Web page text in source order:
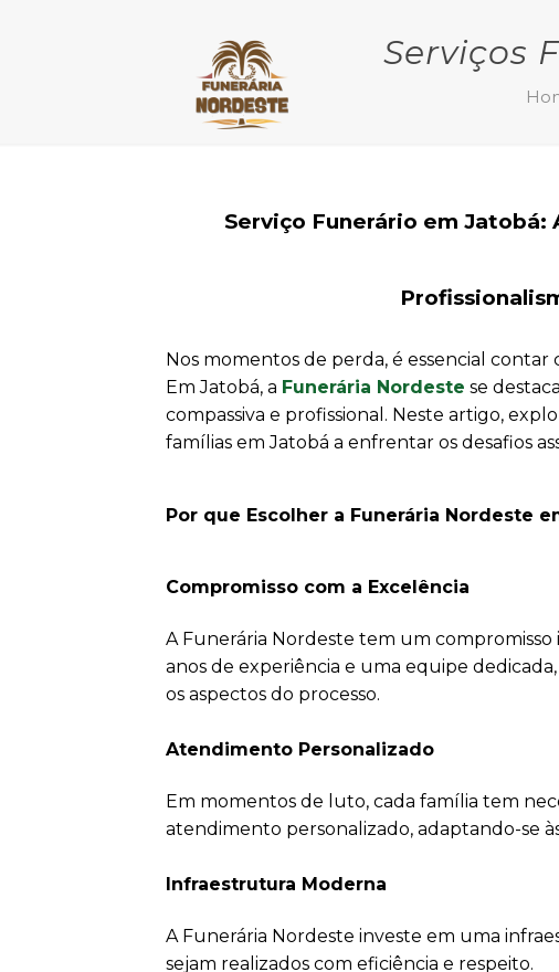
Serviços
Serviço Funerário em
Nos momentos de perda, é essencial
Em Jatobá, a Funerária Nordeste se
compassiva e profissional. Neste artigo,
famílias em Jatobá a enfrentar os desafios
Por que Escolher a Funerária Nordeste
Compromisso com a Excelência
A Funerária Nordeste tem um compromisso
anos de experiência e uma equipe
os aspectos do processo.
Atendimento Personalizado
Em momentos de luto, cada família tem
atendimento personalizado, adaptando-se
Infraestrutura Moderna
A Funerária Nordeste investe em uma
sejam realizados com eficiência e respeito.